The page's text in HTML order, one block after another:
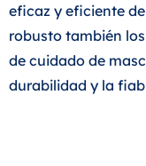
eficaz y eficiente
robusto también
de cuidado de
durabilidad y la